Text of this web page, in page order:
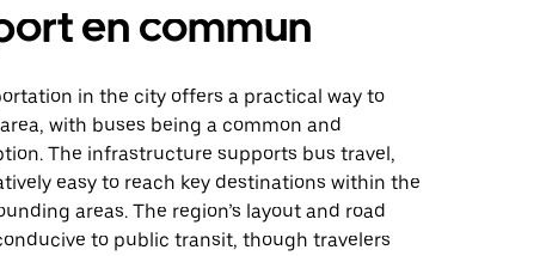
en commun
in the city offers a practical way to
with buses being a common and
The infrastructure supports bus travel,
easy to reach key destinations within the
areas. The region’s layout and road
to public transit, though travelers